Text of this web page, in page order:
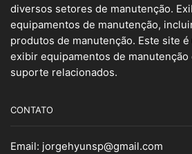
diversos setores de manutenção.
equipamentos de manutenção,
produtos de manutenção. Este site
exibir equipamentos de manutenção
suporte relacionados.
CONTATO
Email: jorgehyunsp@gmail.com